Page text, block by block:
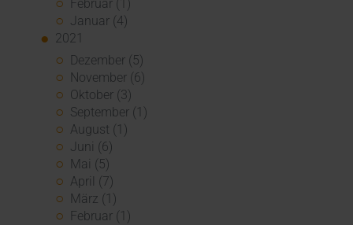
Februar (1)
Januar (4)
2021
Dezember (5)
November (6)
Oktober (3)
September (1)
August (1)
Juni (6)
Mai (5)
April (7)
März (1)
Februar (1)